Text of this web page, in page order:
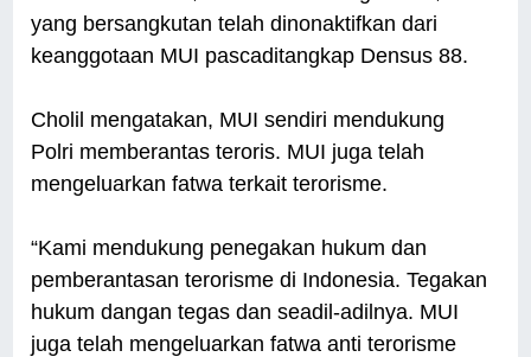
yang bersangkutan telah dinonaktifkan dari
keanggotaan MUI pascaditangkap Densus 88.
Cholil mengatakan, MUI sendiri mendukung
Polri memberantas teroris. MUI juga telah
mengeluarkan fatwa terkait terorisme.
“Kami mendukung penegakan hukum dan
pemberantasan terorisme di Indonesia. Tegakan
hukum dangan tegas dan seadil-adilnya. MUI
juga telah mengeluarkan fatwa anti terorisme